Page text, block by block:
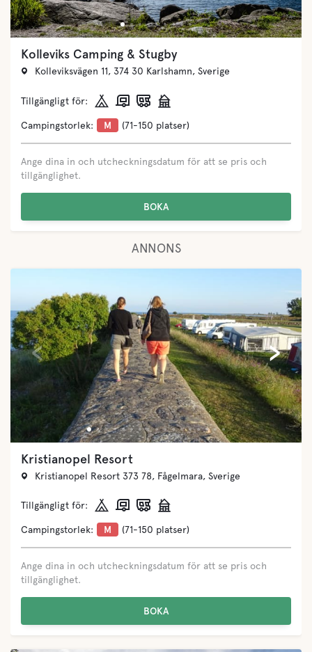
Kolleviks Camping & Stugby
Kolleviksvägen 11, 374 30 Karlshamn, Sverige
Tillgängligt för:
Campingstorlek: M (71-150 platser)
Ange dina in och utcheckningsdatum för att se pris och
tillgänglighet.
BOKA
ANNONS
›
‹
Kristianopel Resort
Kristianopel Resort 373 78, Fågelmara, Sverige
Tillgängligt för:
Campingstorlek: M (71-150 platser)
Ange dina in och utcheckningsdatum för att se pris och
tillgänglighet.
BOKA